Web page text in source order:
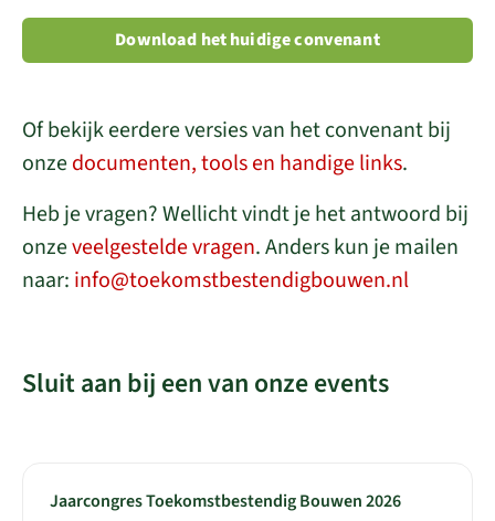
Download het huidige convenant
Of bekijk eerdere versies van het convenant bij
onzedocumenten, tools en handige links.
Heb je vragen? Wellicht vindt je het antwoord bij
onzeveelgestelde vragen. Anders kun je mailen
naar: info@toekomstbestendigbouwen.nl
Sluit aan bij een van onze events
Jaarcongres Toekomstbestendig Bouwen 2026